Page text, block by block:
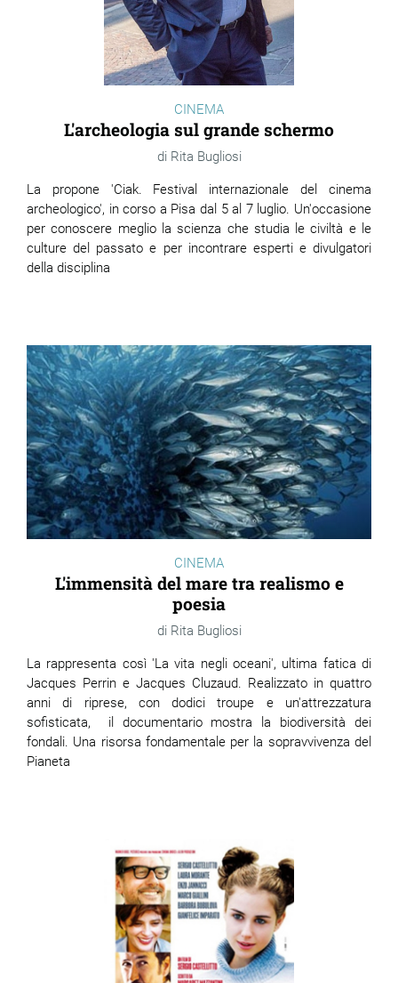
CINEMA
L'archeologia sul grande schermo
Rita Bugliosi
La propone 'Ciak. Festival internazionale del cinema
archeologico', in corso a Pisa dal 5 al 7 luglio. Un'occasione
per conoscere meglio la scienza che studia le civiltà e le
culture del passato e per incontrare esperti e divulgatori
della disciplina
CINEMA
L'immensità del mare tra realismo e
poesia
Rita Bugliosi
La rappresenta così 'La vita negli oceani', ultima fatica di
Jacques Perrin e Jacques Cluzaud. Realizzato in quattro
anni di riprese, con dodici troupe e un'attrezzatura
sofisticata, il documentario mostra la biodiversità dei
fondali. Una risorsa fondamentale per la sopravvivenza del
Pianeta